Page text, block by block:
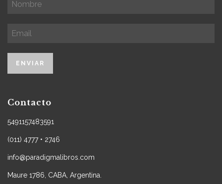
Contacto
5491157483591
(011) 4777 • 2746
info@paradigmalibros.com
Maure 1786, CABA, Argentina.